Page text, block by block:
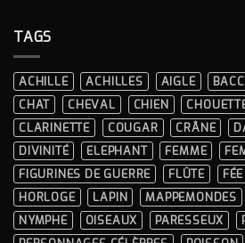
?
GUIDE
ET
TAGS
ACHILLE ACHILLES AIGLE
CHAT
CHEVAL CHIEN
CLARINETTE
COUGAR CRÂNE
DIVINITÉ
ELEPHANT FEMME
FIGURINES DE GUERRE
FLÛTE FÉE
HORLOGE
LAPIN MAPPEMONDES
NYMPHE
OISEAUX PARESSEUX